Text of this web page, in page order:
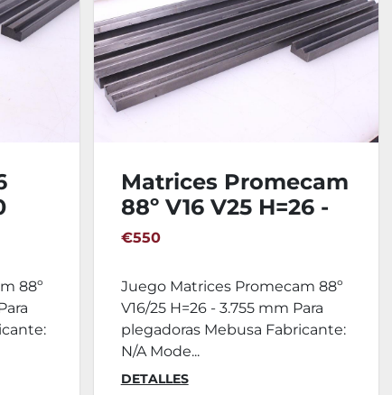
88º
Matrices Promecam
88º V16 V25 H=26 -
3.755 mm
€550
Juego Matrices Promecam 88º
V16/25 H=26 - 3.755 mm Para
plegadoras Mebusa Fabricante:
N/A Mode...
DETALLES